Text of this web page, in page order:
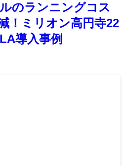
のランニングコス
！ミリオン高円寺22
導入事例